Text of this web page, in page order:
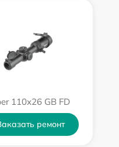
110х26 GB FD
ремонт